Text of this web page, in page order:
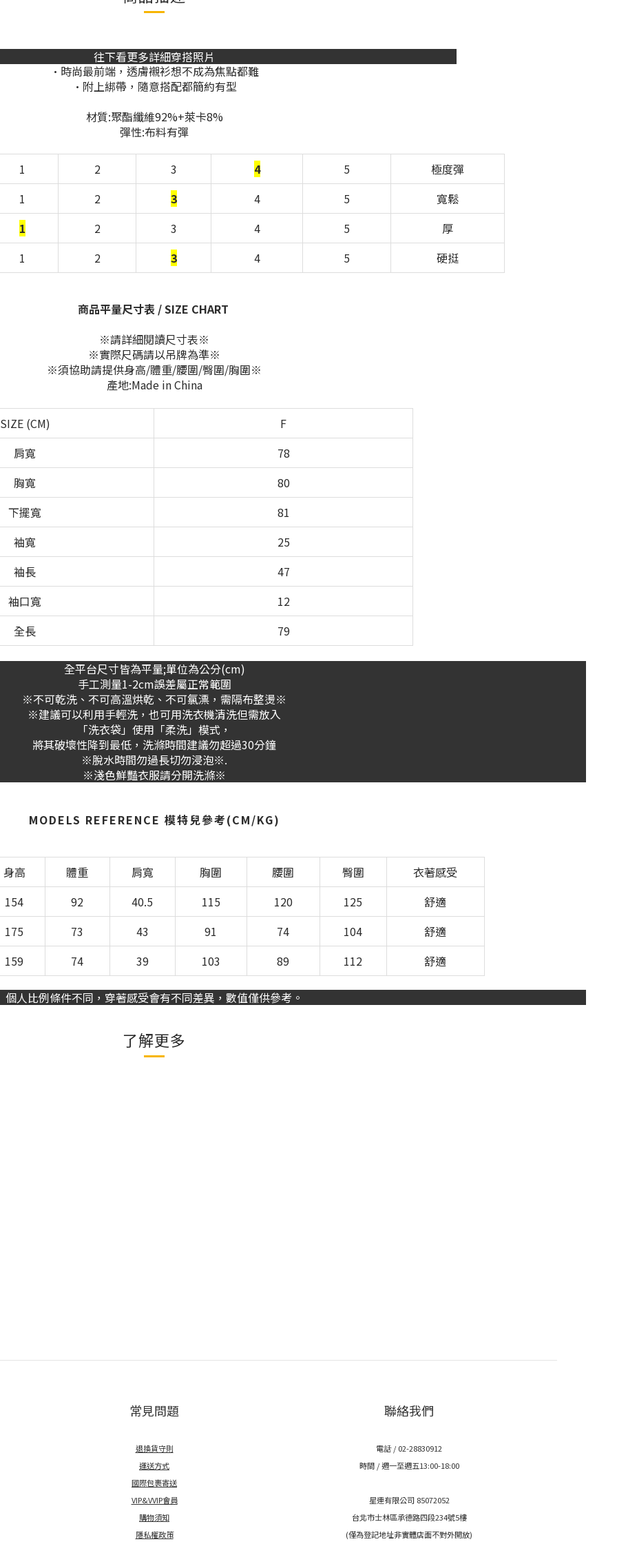
往下看更多詳細穿搭照片
•時尚最前端，透膚襯衫想不成為焦點都難
•附上綁帶，隨意搭配都簡約有型
材質:聚酯纖維92%+萊卡8%
彈性:布料有彈
1 2 3 4 5
極度彈
1 2 3 4 5
寬鬆
1 2 3 4 5
厚
1 2 3 4 5 硬挺
商品平量尺寸表 / SIZE CHART
※請詳細閱讀尺寸表※
※實際尺碼請以吊牌為準※
※須協助請提供身高/體重/腰圍/臀圍/胸圍※
產地:Made in China
SIZE (CM)
F
肩寬
78
胸寬
80
下擺寬
81
袖寬
25
袖長
47
袖口寬
12
全長
79
全平台尺寸皆為平量;單位為公分(cm)
手工測量1-2cm誤差屬正常範圍
※不可乾洗、不可高溫烘乾、不可氯漂，需隔布整燙※
※建議可以利用手輕洗，也可用洗衣機清洗但需放入
「洗衣袋」使用「柔洗」模式，
將其破壞性降到最低，洗滌時間建議勿超過30分鐘
※脫水時間勿過長切勿浸泡※.
※淺色鮮豔衣服請分開洗滌※
MODELS REFERENCE 模特兒參考(CM/KG)
身高 體重 肩寬 胸圍 腰圍 臀圍
衣著感受
154 92 40.5 115 120 125
舒適
175 73 43 91 74 104
舒適
159 74 39 103 89 112 舒適
個人比例條件不同，穿著感受會有不同差異，數值僅供參考。
了解更多
常見問題
退換貨守則
運送方式
國際包裹寄送
VIP&VVIP會員
購物須知
隱私權政策
聯絡我們
電話 / 02-28830912
時間 / 週一至週五13:00-18:00
星連有限公司 85072052
台北市士林區承德路四段234號5樓
(僅為登記地址非實體店面不對外開放)